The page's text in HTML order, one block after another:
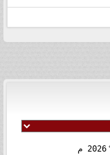
2026 م